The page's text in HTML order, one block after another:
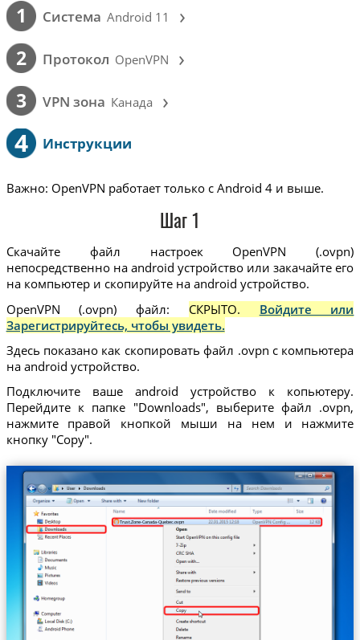
1 Cистема Android 11 ›
2 Протокол OpenVPN ›
3 VPN зона Канада ›
4 Инструкции
Важно: OpenVPN работает только с Android 4 и выше.
Шаг 1
Скачайте файл настроек OpenVPN (.ovpn)
непосредственно на android устройство или закачайте его
на компьютер и скопируйте на android устройство.
OpenVPN (.ovpn) файл:
СКРЫТО. Войдите или
Зарегистрируйтесь, чтобы увидеть.
Здесь показано как скопировать файл .ovpn с компьютера
на android устройство.
Подключите ваше android устройство к копьютеру.
Перейдите к папке "Downloads", выберите файл .ovpn,
нажмите правой кнопкой мыши на нем и нажмите
кнопку "Copy".
Trust.Zone-Canada-Quebec.ovpn